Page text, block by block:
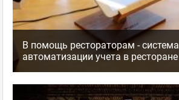
В помощь рестораторам - система
автоматизации учета в ресторане